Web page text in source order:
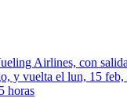
Airlines, con
y vuelta el lun, 15
horas